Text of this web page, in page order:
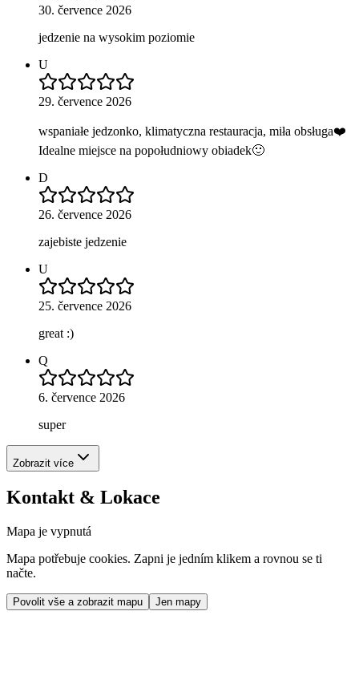
30. července 2026
jedzenie na wysokim poziomie
U
29. července 2026
wspaniałe jedzonko, klimatyczna restauracja, miła obsługa❤️
Idealne miejsce na popołudniowy obiadek🙂
D
26. července 2026
zajebiste jedzenie
U
25. července 2026
great :)
Q
6. července 2026
super
Zobrazit více
Kontakt & Lokace
Mapa je vypnutá
Mapa potřebuje cookies. Zapni je jedním klikem a rovnou se ti
načte.
Povolit vše a zobrazit mapu Jen mapy